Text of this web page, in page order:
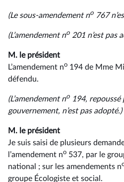
(Le sous-amendement no 767
(L’amendement no 201 n’est pas
M. le président
L’amendement no 194 de Mme
défendu.
(L’amendement no 194,
gouvernement, n’est pas adopté.)
M. le président
Je suis saisi de plusieurs
l’amendement no 537, par le
national ; sur les amendements n
groupe Écologiste et social.